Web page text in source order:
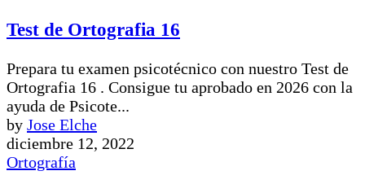
Test de Ortografia 16
Prepara tu examen psicotécnico con nuestro Test de
Ortografia 16 . Consigue tu aprobado en 2026 con la
ayuda de Psicote...
by Jose Elche
diciembre 12, 2022
Ortografía